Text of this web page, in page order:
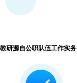
教研源自公职队伍工作实务